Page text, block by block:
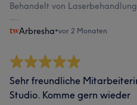
Behandelt von
Arbresha•vor 2 Monaten
Sehr freundliche
Studio. Komme gern wieder